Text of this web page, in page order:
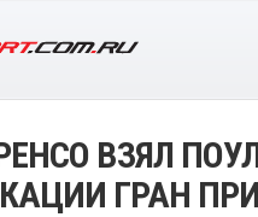
ВЗЯЛ
ГРАН ПРИ